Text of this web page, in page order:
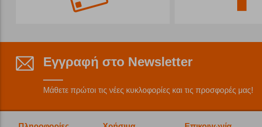
Εγγραφή στο Newsletter
Μάθετε πρώτοι τις νέες κυκλοφορίες και τις προσφορές μας!